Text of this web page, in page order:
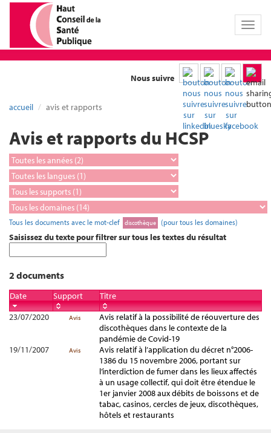
Toggle
Nous suivre
accueil avis et rapports
Avis et rapports du HCSP
Tous les documents avec le mot-clef discothèque (pour tous les domaines)
Saisissez du texte pour filtrer sur tous les textes du résultat
2 documents
Date Support
Titre
23/07/2020
Avis
Avis relatif à la possibilité de réouverture des
discothèques dans le contexte de la
pandémie de Covid-19
19/11/2007
Avis
Avis relatif à l’application du décret n°2006-
1386 du 15 novembre 2006, portant sur
l’interdiction de fumer dans les lieux affectés
à un usage collectif, qui doit être étendue le
1er janvier 2008 aux débits de boissons et de
tabac, casinos, cercles de jeux, discothèques,
hôtels et restaurants